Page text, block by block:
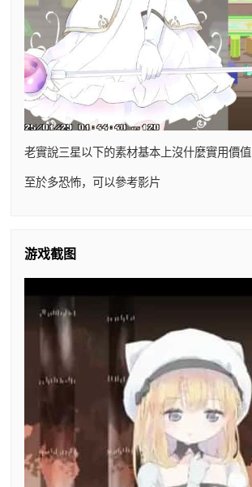
老實說三星以下的素材基本上沒什麼實用價值
至於多恐怖，可以參考影片
游戏截图